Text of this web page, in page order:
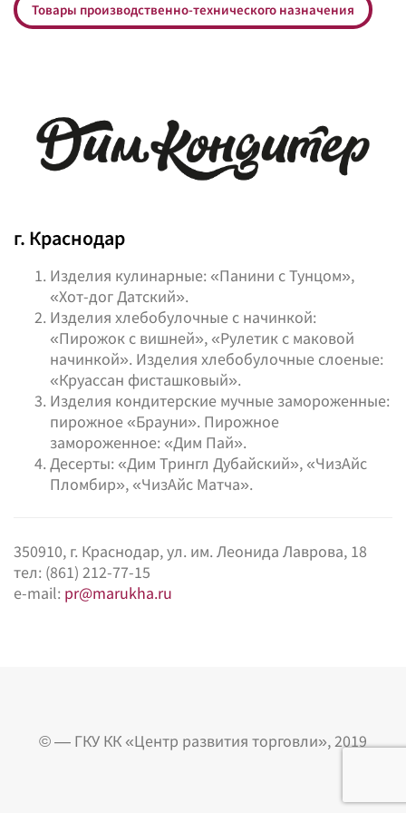
Товары производственно-технического назначения
г. Краснодар
Изделия кулинарные: «Панини с Тунцом»,
«Хот-дог Датский».
Изделия хлебобулочные с начинкой:
«Пирожок с вишней», «Рулетик с маковой
начинкой». Изделия хлебобулочные слоеные:
«Круассан фисташковый».
Изделия кондитерские мучные замороженные:
пирожное «Брауни». Пирожное
замороженное: «Дим Пай».
Десерты: «Дим Трингл Дубайский», «ЧизАйс
Пломбир», «ЧизАйс Матча».
350910, г. Краснодар, ул. им. Леонида Лаврова, 18
тел: (861) 212-77-15
e-mail: pr@marukha.ru
© — ГКУ КК «Центр развития торговли», 2019